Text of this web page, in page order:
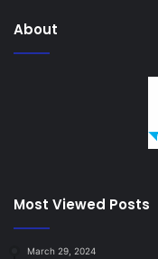
About
Most Viewed Posts
March 29, 2024